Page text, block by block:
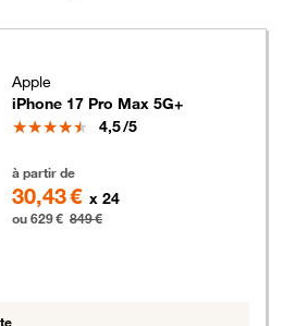
non sélectionnables
Apple
iPhone 17 Pro Max 5G+
Note
4,5/5
à partir de
30,43 € x 24
ou 629 € 849 €